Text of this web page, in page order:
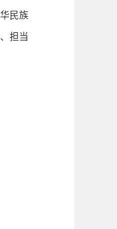
民族
担当